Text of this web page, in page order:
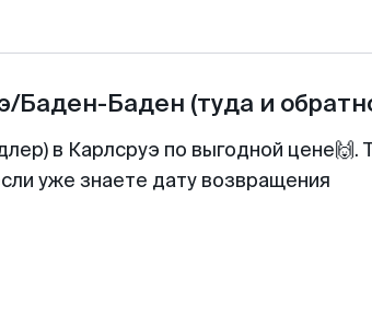
Баден-Баден (туда и
в Карлсруэ по выгодной цене🙌.
уже знаете дату возвращения